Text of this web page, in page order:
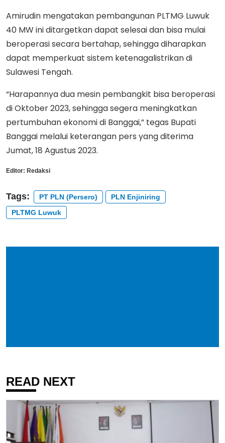
Amirudin mengatakan pembangunan PLTMG Luwuk
40 MW ini ditargetkan dapat selesai dan bisa mulai
beroperasi secara bertahap, sehingga diharapkan
dapat memperkuat sistem ketenagalistrikan di
Sulawesi Tengah.
“Harapannya dua mesin pembangkit bisa beroperasi
di Oktober 2023, sehingga segera meningkatkan
pertumbuhan ekonomi di Banggai,” tegas Bupati
Banggai melalui keterangan pers yang diterima
Jumat, 18 Agustus 2023.
Editor: Redaksi
Tags: PT PLN (Persero)
PLN Enjiniring
PLTMG Luwuk
READ NEXT